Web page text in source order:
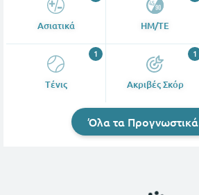
Ασιατικά ΗΜ/ΤΕ
Tένις
1
Ακριβές Σκόρ
1
Όλα τα Προγνωστικά